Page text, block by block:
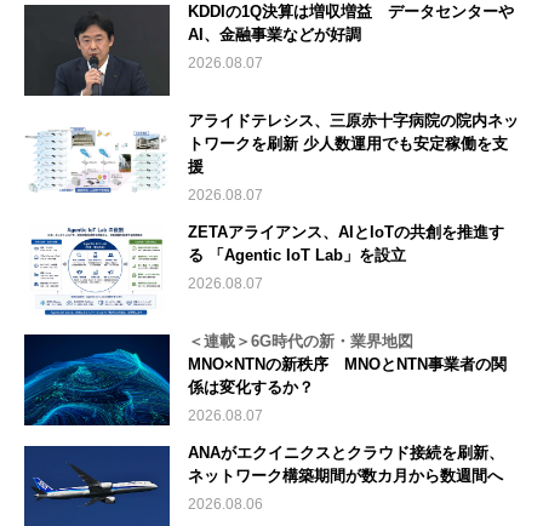
KDDIの1Q決算は増収増益 データセンターや
AI、金融事業などが好調
2026.08.07
アライドテレシス、三原赤十字病院の院内ネッ
トワークを刷新 少人数運用でも安定稼働を支
援
2026.08.07
ZETAアライアンス、AIとIoTの共創を推進す
る 「Agentic IoT Lab」を設立
2026.08.07
＜連載＞6G時代の新・業界地図
MNO×NTNの新秩序 MNOとNTN事業者の関
係は変化するか？
2026.08.07
ANAがエクイニクスとクラウド接続を刷新、
ネットワーク構築期間が数カ月から数週間へ
2026.08.06